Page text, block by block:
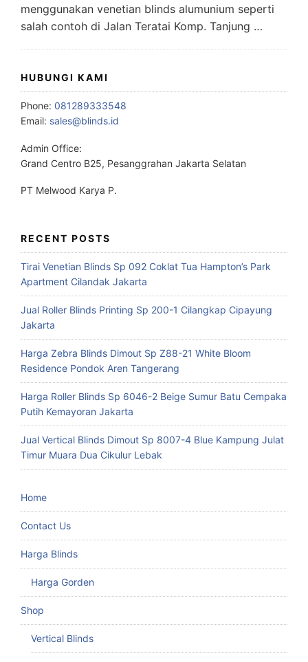
menggunakan venetian blinds alumunium seperti
salah contoh di Jalan Teratai Komp. Tanjung …
HUBUNGI KAMI
Phone: 081289333548
Email: sales@blinds.id
Admin Office:
Grand Centro B25, Pesanggrahan Jakarta Selatan
PT Melwood Karya P.
RECENT POSTS
Tirai Venetian Blinds Sp 092 Coklat Tua Hampton’s Park
Apartment Cilandak Jakarta
Jual Roller Blinds Printing Sp 200-1 Cilangkap Cipayung
Jakarta
Harga Zebra Blinds Dimout Sp Z88-21 White Bloom
Residence Pondok Aren Tangerang
Harga Roller Blinds Sp 6046-2 Beige Sumur Batu Cempaka
Putih Kemayoran Jakarta
Jual Vertical Blinds Dimout Sp 8007-4 Blue Kampung Julat
Timur Muara Dua Cikulur Lebak
Home
Contact Us
Harga Blinds
Harga Gorden
Shop
Vertical Blinds